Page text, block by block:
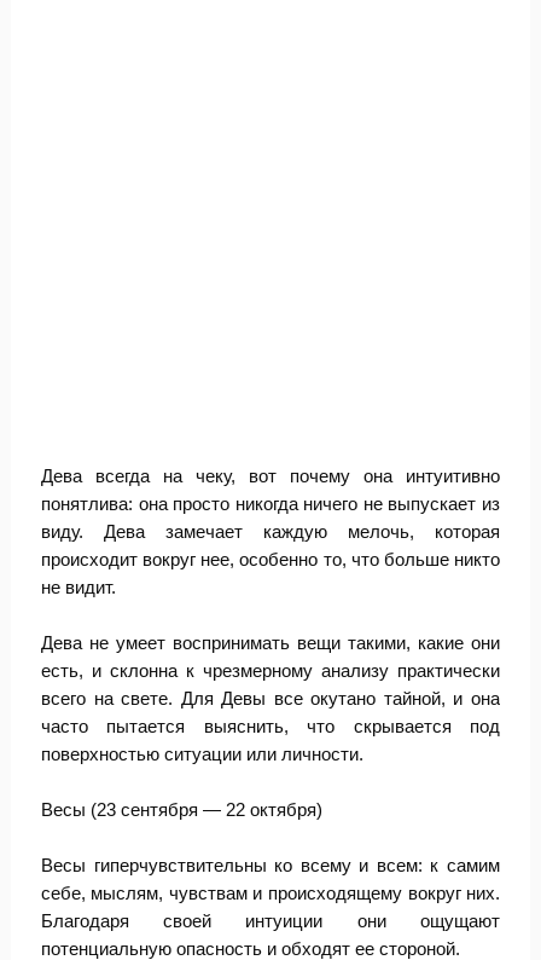
Дева всегда на чеку, вот почему она интуитивно
понятлива: она просто никогда ничего не выпускает из
виду. Дева замечает каждую мелочь, которая
происходит вокруг нее, особенно то, что больше никто
не видит.
Дева не умеет воспринимать вещи такими, какие они
есть, и склонна к чрезмерному анализу практически
всего на свете. Для Девы все окутано тайной, и она
часто пытается выяснить, что скрывается под
поверхностью ситуации или личности.
Весы (23 сентября — 22 октября)
Весы гиперчувствительны ко всему и всем: к самим
себе, мыслям, чувствам и происходящему вокруг них.
Благодаря своей интуиции они ощущают
потенциальную опасность и обходят ее стороной.